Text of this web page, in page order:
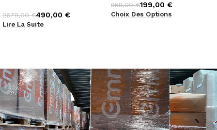
2679,00€490,00 €
Lire La Suite
959,00€199,00 €
Choix Des Options